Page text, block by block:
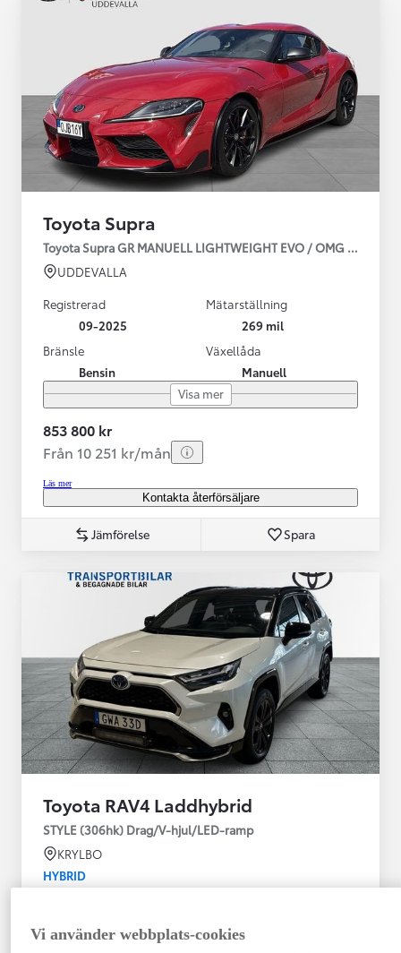
Toyota Supra
Toyota Supra GR MANUELL LIGHTWEIGHT EVO / OMG LEV!
UDDEVALLA
Registrerad
09-2025
Mätarställning
269 mil
Bränsle
Bensin
Växellåda
Manuell
Visa mer
853 800 kr
Från 10 251 kr/mån
Läs mer
Kontakta återförsäljare
Jämförelse Spara
Toyota RAV4 Laddhybrid
STYLE (306hk) Drag/V-hjul/LED-ramp
KRYLBO
HYBRID
09-2023
Vi använder webbplats-cookies